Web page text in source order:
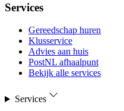
Services
Gereedschap huren
Klusservice
Advies aan huis
PostNL afhaalpunt
Bekijk alle services
Services